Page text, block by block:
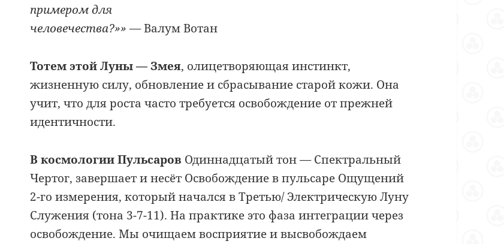
примером для
человечества?»»— Валум Вотан
Тотем этой Луны — Змея, олицетворяющая инстинкт,
жизненную силу, обновление и сбрасывание старой кожи. Она
учит, что для роста часто требуется освобождение от прежней
идентичности.
В космологии Пульсаров Одиннадцатый тон—Спектральный
Чертог, завершает и несёт Освобождение в пульсаре Ощущений
2-го измерения, который начался в Третью/ Электрическую Луну
Служения (тона 3-7-11). На практике это фаза интеграции через
освобождение. Мы очищаем восприятие и высвобождаем